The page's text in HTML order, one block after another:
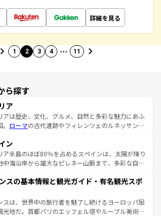
詳細を見る
1 2 3 4 … 11
ら探す
ア
アは歴史、文化、グルメ、自然と多彩な魅力にあふ
ローマの古代遺跡やフィレンツェのルネッサンス
トスカーナの美しい田園風景やアマルフィ海岸の絶
、自然景観も見逃せない。観光の合間には、本場の
パスタなど、絶品のイタリア料理を堪能することも
くれるイタリアで、忘れられない旅をしてみよう！
新着のイタリア情報は
ン
ア半島のほぼ80％を占めるスペインは、太陽が降り
中海沿岸から雄大なピレネー山脈まで、多彩な自然
根付くこの国では、情熱的なフラメンコ、熱気あふ
牛、そして美味しいタパスが生活の一部となってい
都マドリードの洗練された雰囲気や、バルセロナの
に溢れた街角から、地方では古代ローマ遺跡や中世
スの基本情報と観光ガイド・有名観光スポ
スは、世界中の旅行者を魅了し続けるヨーロッパ屈
光地だ。首都パリのエッフェル塔やルーブル美術館